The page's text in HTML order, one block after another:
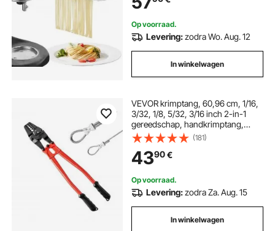
lasagne, tagliatelle - wit
Op voorraad.
Levering:zodra Wo. Aug. 12
In winkelwagen
VEVOR krimptang, 60,96 cm, 1/16,
3/32, 1/8, 5/32, 3/16 inch 2-in-1
gereedschap, handkrimptang,
kabelklemtang gemaakt van
gelegeerd staal,
krimpgereedschapset met
geïsoleerde handgreep
(181)
4390€
Op voorraad.
Levering:zodra Za. Aug. 15
In winkelwagen